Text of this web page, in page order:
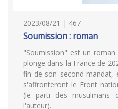
2023/08/21 | 467
Soumission : roman
"Soumission" est un
plonge dans la France de
fin de son second mandat,
s'affronteront le Front
(le parti des musulmans
l'auteur).